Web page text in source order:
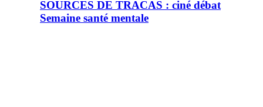
SOURCES DE TRACAS : ciné débat
Semaine santé mentale